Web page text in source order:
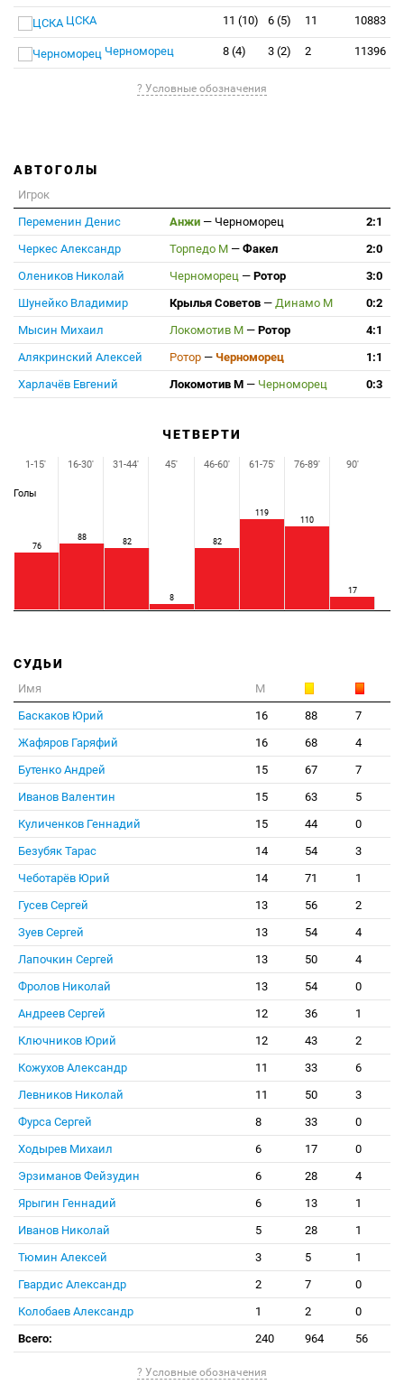
ЦСКА 11 (10) 6 (5) 11 10883
Черноморец 8 (4) 3 (2) 2 11396
? Условные обозначения
АВТОГОЛЫ
Игрок
Переменин Денис
Анжи — Черноморец
2:1
Черкес Александр
Торпедо М — Факел
2:0
Олеников Николай
Черноморец — Ротор
3:0
Шунейко Владимир
Крылья Советов — Динамо М
0:2
Мысин Михаил
Локомотив М — Ротор
4:1
Алякринский Алексей
Ротор — Черноморец
1:1
Харлачёв Евгений
Локомотив М — Черноморец 0:3
ЧЕТВЕРТИ
Голы
76
88 82
8
82
119
110
17
1-15' 16-30' 31-44' 45' 46-60' 61-75' 76-89' 90'
СУДЬИ
Имя
М
Баскаков Юрий
16 88
7
Жафяров Гаряфий
16 68
4
Бутенко Андрей
15 67
7
Иванов Валентин
15 63
5
Куличенков Геннадий
15 44
0
Безубяк Тарас
14 54
3
Чеботарёв Юрий
14 71
1
Гусев Сергей
13 56
2
Зуев Сергей
13 54
4
Лапочкин Сергей
13 50
4
Фролов Николай
13 54
0
Андреев Сергей
12 36
1
Ключников Юрий
12 43
2
Кожухов Александр
11 33
6
Левников Николай
11 50
3
Фурса Сергей
8 33
0
Ходырев Михаил
6 17
0
Эрзиманов Фейзудин
6 28
4
Ярыгин Геннадий
6 13
1
Иванов Николай
5 28
1
Тюмин Алексей
3 5
1
Гвардис Александр
2 7
0
Колобаев Александр
1 2
0
Всего:
240 964 56
? Условные обозначения